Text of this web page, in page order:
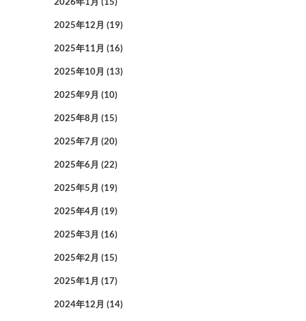
2025年12月 (19)
2025年11月 (16)
2025年10月 (13)
2025年9月 (10)
2025年8月 (15)
2025年7月 (20)
2025年6月 (22)
2025年5月 (19)
2025年4月 (19)
2025年3月 (16)
2025年2月 (15)
2025年1月 (17)
2024年12月 (14)